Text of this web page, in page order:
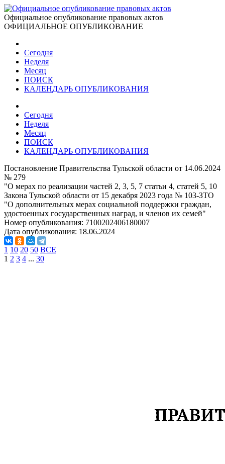
Официальное опубликование правовых актов
ОФИЦИАЛЬНОЕ ОПУБЛИКОВАНИЕ
Сегодня
Неделя
Месяц
ПОИСК
КАЛЕНДАРЬ ОПУБЛИКОВАНИЯ
Сегодня
Неделя
Месяц
ПОИСК
КАЛЕНДАРЬ ОПУБЛИКОВАНИЯ
Постановление Правительства Тульской области от 14.06.2024
№ 279
"О мерах по реализации частей 2, 3, 5, 7 статьи 4, статей 5, 10
Закона Тульской области от 15 декабря 2023 года № 103-ЗТО
"О дополнительных мерах социальной поддержки граждан,
удостоенных государственных наград, и членов их семей"
Номер опубликования: 7100202406180007
Дата опубликования: 18.06.2024
1 10 20 50 ВСЕ
1 2 3 4 ... 30